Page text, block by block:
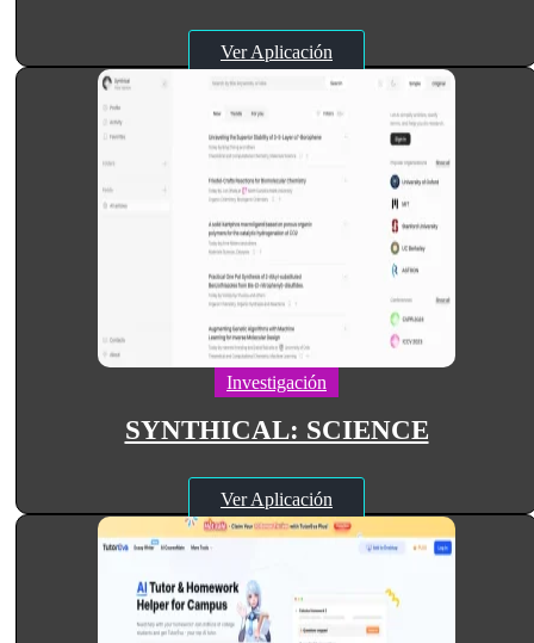
Ver Aplicación
Investigación
SYNTHICAL: SCIENCE
Ver Aplicación